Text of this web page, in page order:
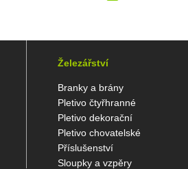
Železářství
Branky a brány
Pletivo čtyřhranné
Pletivo dekorační
Pletivo chovatelské
Příslušenství
Sloupky a vzpěry